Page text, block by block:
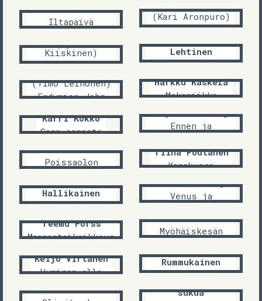
W. G. Sebald
(Kari Aronpuro)
Luonnon mukaan
Järventausta
Iltapäivä
isolla
Aulis U.
Lehtinen
Vesiesiintymiä
(Jyrki
Kiiskinen)
syvä rakkaus ei
Markku Kaskela
Mekaniikka
(Timo Leinonen)
Endymion John
Caj Westerberg
Ennen ja
jälkeen
Karri Kokko
Sana sanasta
Tiina Poutanen
Kanakuoro
Riikka Palander
Poissaolon
paino
Henri Hirvenoja
Venus ja
Jupiter
Tiina
Hallikainen
Muistiinpuut
Ilona Heinonen
Myöhäiskesän
jumalatar
Teemu Forss
Maanantaikaikkeus
Kari
Rummukainen
Kalasatama
Keijo Virtanen
Huminan alla
sukua
Heikki Jalava